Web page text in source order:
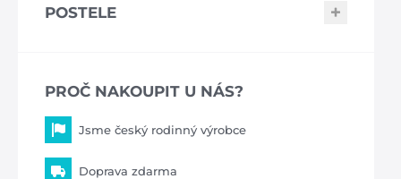
POSTELE
PROČ NAKOUPIT U NÁS?
Jsme český rodinný výrobce
Doprava zdarma